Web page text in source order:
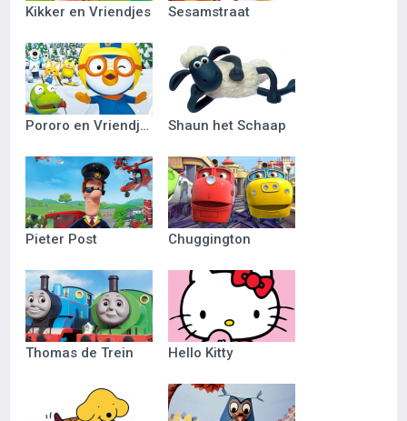
Kikker en Vriendjes Sesamstraat
Pororo en Vriendjes Shaun het Schaap
Pieter Post Chuggington
Thomas de Trein Hello Kitty